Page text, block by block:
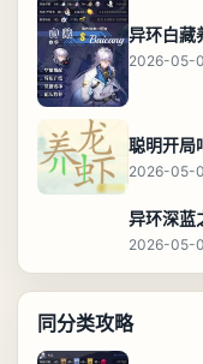
2026-05-
2026-05-
异环深蓝
2026-05-
同分类攻略